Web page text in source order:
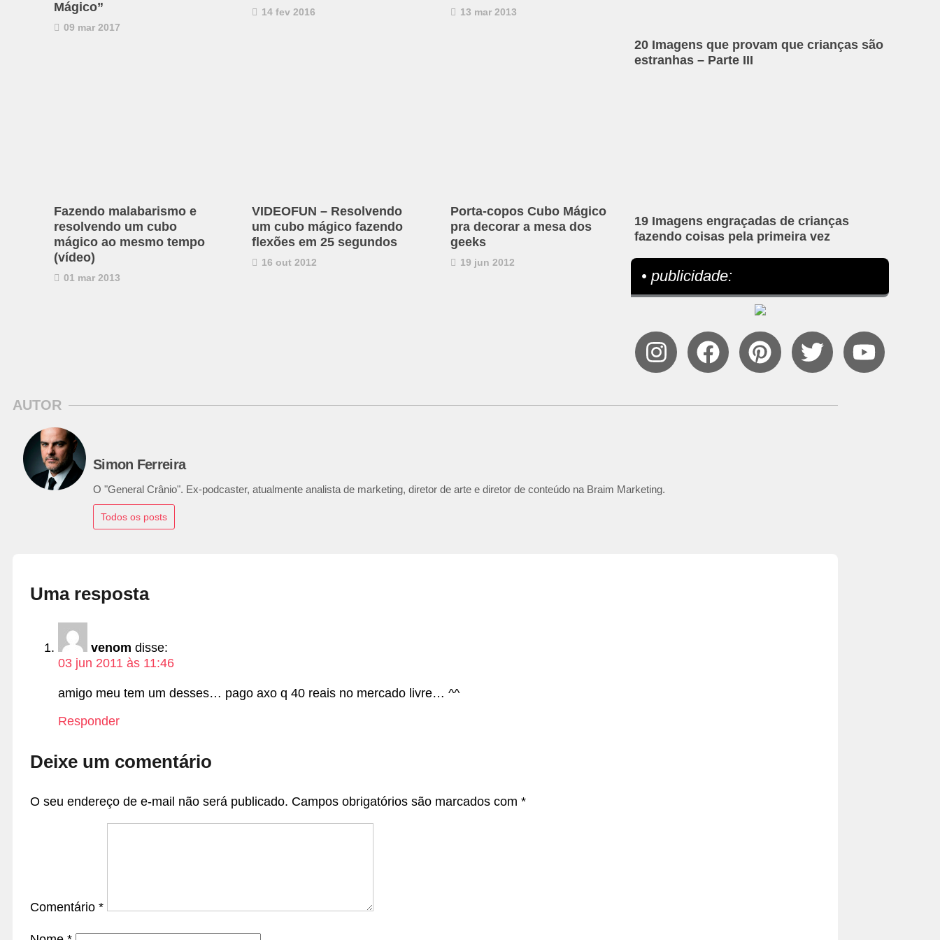
Mágico”
09 mar 2017
14 fev 2016 13 mar 2013
Fazendo malabarismo e
resolvendo um cubo
mágico ao mesmo tempo
(vídeo)
01 mar 2013
VIDEOFUN – Resolvendo
um cubo mágico fazendo
flexões em 25 segundos
16 out 2012
Porta-copos Cubo Mágico
pra decorar a mesa dos
geeks
19 jun 2012
20 Imagens que provam que crianças são
estranhas – Parte III
19 Imagens engraçadas de crianças
fazendo coisas pela primeira vez
• publicidade:
AUTOR
Simon Ferreira
O "General Crânio". Ex-podcaster, atualmente analista de marketing, diretor de arte e diretor de conteúdo na Braim Marketing.
Todos os posts
Uma resposta
venom disse:
03 jun 2011 às 11:46
amigo meu tem um desses… pago axo q 40 reais no mercado livre… ^^
Responder
Deixe um comentário
O seu endereço de e-mail não será publicado. Campos obrigatórios são marcados com *
Comentário *